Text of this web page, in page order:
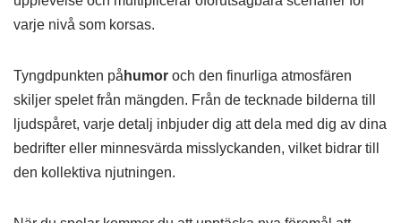
varje nivå som korsas.
Tyngdpunkten på humor och den finurliga atmosfären
skiljer spelet från mängden. Från de tecknade bilderna till
ljudspåret, varje detalj inbjuder dig att dela med dig av dina
bedrifter eller minnesvärda misslyckanden, vilket bidrar till
den kollektiva njutningen.